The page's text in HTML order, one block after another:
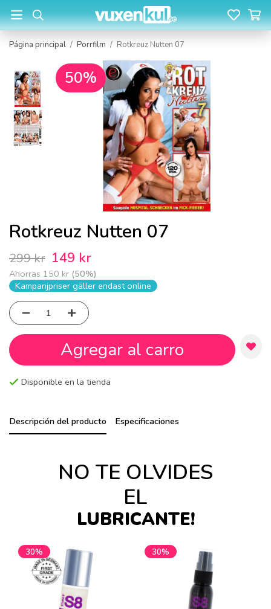
Página principal / Porrfilm / Rotkreuz Nutten 07
50%
Rotkreuz Nutten 07
299 kr 149 kr
Ahorras 150 kr (50%)
Kampanjpriser gäller endast online
Agregar al carro
Disponible en la tienda
Descripción del producto Especificaciones
NO TE OLVIDES
EL
LUBRICANTE!
30% 30%